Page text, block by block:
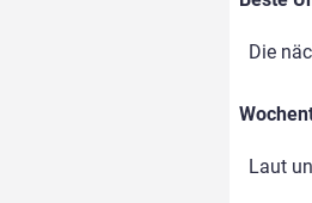
Die
Laut